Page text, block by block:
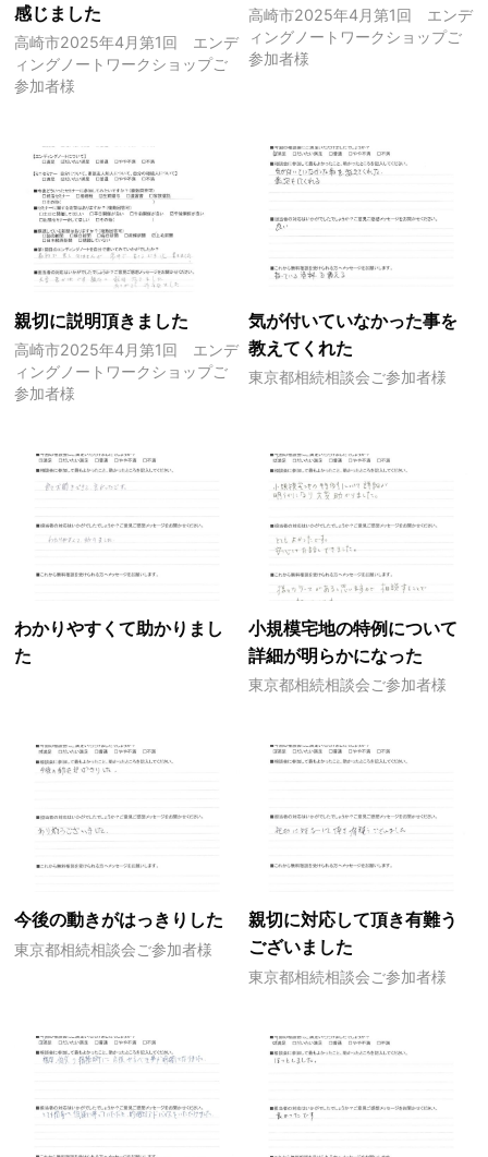
感じました
高崎市2025年4月第1回 エンデ
ィングノートワークショップご
参加者様
高崎市2025年4月第1回 エンデ
ィングノートワークショップご
参加者様
親切に説明頂きました
高崎市2025年4月第1回 エンデ
ィングノートワークショップご
参加者様
気が付いていなかった事を
教えてくれた
東京都相続相談会ご参加者様
わかりやすくて助かりまし
た
小規模宅地の特例について
詳細が明らかになった
東京都相続相談会ご参加者様
今後の動きがはっきりした
東京都相続相談会ご参加者様
親切に対応して頂き有難う
ございました
東京都相続相談会ご参加者様